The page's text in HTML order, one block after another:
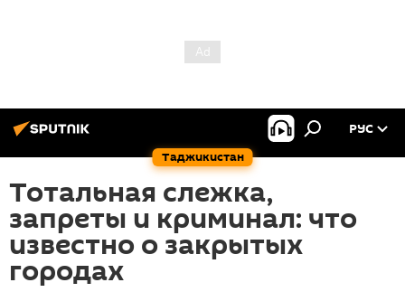
Таджикистан
РУС
Тотальная слежка,
запреты и криминал: что
известно о закрытых
городах